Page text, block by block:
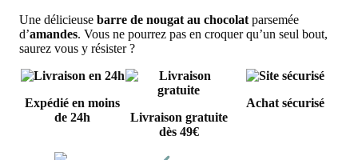
Une délicieuse barre de nougat au chocolat parsemée
d’amandes. Vous ne pourrez pas en croquer qu’un seul bout,
saurez vous y résister ?
Expédié en moins
de 24h
Livraison gratuite
dès 49€
Achat sécurisé